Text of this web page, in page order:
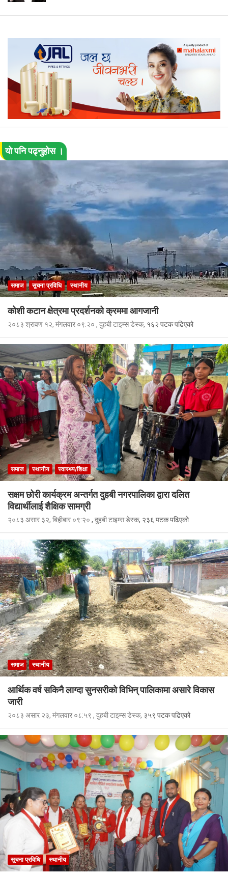
यो पनि पढ्नुहोस ।
समाज सूचना प्रविधि स्थानीय
कोशी कटान क्षेत्रमा प्रदर्शनको क्रममा आगजानी
२०८३ श्रावण १२, मंगलवार ०९:२० , दुहबी टाइम्स डेस्क, १६२ पटक पढिएको
समाज स्थानीय स्वास्थ्य/शिक्षा
सक्षम छोरी कार्यक्रम अन्तर्गत दुहबी नगरपालिका द्वारा दलित
विद्यार्थीलाई शैक्षिक सामग्री
२०८३ असार ३२, बिहीबार ०९:२० , दुहबी टाइम्स डेस्क, २३६ पटक पढिएको
समाज स्थानीय
आर्थिक वर्ष सकिनै लाग्दा सुनसरीको विभिन् पालिकामा असारे विकास
जारी
२०८३ असार २३, मंगलवार ०८:५९ , दुहबी टाइम्स डेस्क, ३५९ पटक पढिएको
सूचना प्रविधि स्थानीय